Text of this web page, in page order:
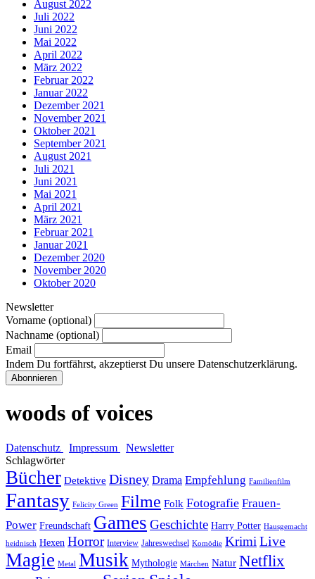
August 2022
Juli 2022
Juni 2022
Mai 2022
April 2022
März 2022
Februar 2022
Januar 2022
Dezember 2021
November 2021
Oktober 2021
September 2021
August 2021
Juli 2021
Juni 2021
Mai 2021
April 2021
März 2021
Februar 2021
Januar 2021
Dezember 2020
November 2020
Oktober 2020
Newsletter
Vorname (optional)
Nachname (optional)
Email
Indem Du fortfährst, akzeptierst Du unsere Datenschutzerklärung.
woods of voices
Datenschutz Impressum
Newsletter
Schlagwörter
Bücher Detektive Disney Drama Empfehlung Familienfilm
Fantasy Felicity Green Filme Folk Fotografie Frauen-
Power Freundschaft Games Geschichte Harry Potter Hausgemacht
heidnisch Hexen Horror Interview Jahreswechsel Komödie Krimi Live
Magie Metal Musik Mythologie Märchen Natur Netflix